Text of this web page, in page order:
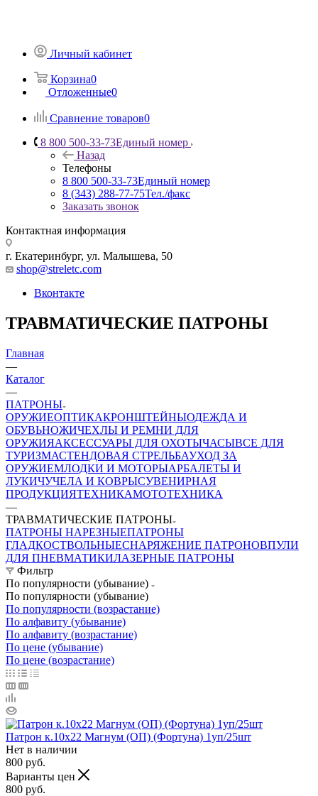
Личный кабинет
Корзина0
Отложенные0
Сравнение товаров0
8 800 500-33-73Единый номер
Назад
Телефоны
8 800 500-33-73Единый номер
8 (343) 288-77-75Тел./факс
Заказать звонок
Контактная информация
г. Екатеринбург, ул. Малышева, 50
shop@streletc.com
Вконтакте
ТРАВМАТИЧЕСКИЕ ПАТРОНЫ
Главная
—
Каталог
—
ПАТРОНЫ
ОРУЖИЕОПТИКАКРОНШТЕЙНЫОДЕЖДА И
ОБУВЬНОЖИЧЕХЛЫ И РЕМНИ ДЛЯ
ОРУЖИЯАКСЕССУАРЫ ДЛЯ ОХОТЫЧАСЫВСЕ ДЛЯ
ТУРИЗМАСТЕНДОВАЯ СТРЕЛЬБАУХОД ЗА
ОРУЖИЕМЛОДКИ И МОТОРЫАРБАЛЕТЫ И
ЛУКИЧУЧЕЛА И КОВРЫСУВЕНИРНАЯ
ПРОДУКЦИЯТЕХНИКАМОТОТЕХНИКА
—
ТРАВМАТИЧЕСКИЕ ПАТРОНЫ
ПАТРОНЫ НАРЕЗНЫЕПАТРОНЫ
ГЛАДКОСТВОЛЬНЫЕСНАРЯЖЕНИЕ ПАТРОНОВПУЛИ
ДЛЯ ПНЕВМАТИКИЛАЗЕРНЫЕ ПАТРОНЫ
Фильтр
По популярности (убывание)
По популярности (убывание)
По популярности (возрастание)
По алфавиту (убывание)
По алфавиту (возрастание)
По цене (убывание)
По цене (возрастание)
Патрон к.10х22 Магнум (ОП) (Фортуна) 1уп/25шт
Нет в наличии
800 руб.
Варианты цен
800 руб.